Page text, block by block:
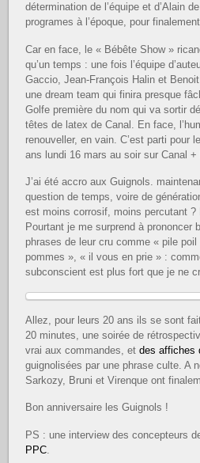
détermination de l’équipe et d’Alain
programes à l’époque, pour
Car en face, le « Bébête Show »
qu’un temps : une fois l’équipe
Gaccio, Jean-François Halin et
une dream team qui finira presque
Golfe première du nom qui va sortir
têtes de latex de Canal. En face,
renouveller, en vain. C’est parti pour
ans lundi 16 mars au soir sur Canal +
J’ai été accro aux Guignols.
question de temps, voire de
est moins corrosif, moins percutant ?
Pourtant je me surprend à prononcer
phrases de leur cru comme « pile
pommes », « il vous en prie » :
subconscient est plus fort que je ne
Allez, pour leurs 20 ans ils se sont
20 minutes, une soirée de
vrai aux commandes, etdes affiches
guignolisées par une phrase culte. A
Sarkozy, Bruni et Virenque ont
Bon anniversaire les Guignols !
PS : une interview des concepteurs
PPC